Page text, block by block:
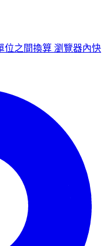
位之間換算 瀏覽器內快